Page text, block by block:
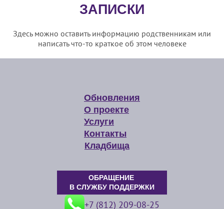
ЗАПИСКИ
Здесь можно оставить информацию родственникам или
написать что-то краткое об этом человеке
Обновления
О проекте
Услуги
Контакты
Кладбища
ОБРАЩЕНИЕ
В СЛУЖБУ ПОДДЕРЖКИ
+7 (812) 209-08-25